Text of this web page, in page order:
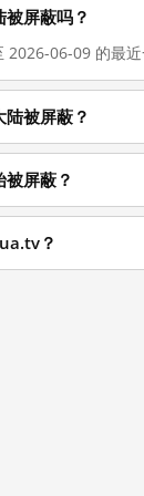
屏蔽吗？
06-09 的最
被屏蔽？
屏蔽？
？